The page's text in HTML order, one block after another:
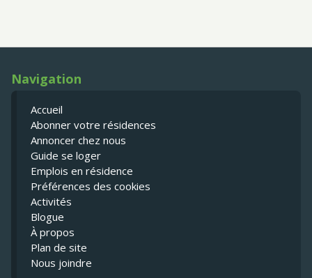
Navigation
Accueil
Abonner votre résidences
Annoncer chez nous
Guide se loger
Emplois en résidence
Préférences des cookies
Activités
Blogue
À propos
Plan de site
Nous joindre